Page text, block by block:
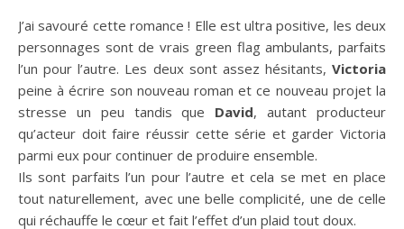
J’ai savouré cette romance ! Elle est ultra positive, les deux
personnages sont de vrais green flag ambulants, parfaits
l’un pour l’autre. Les deux sont assez hésitants, Victoria
peine à écrire son nouveau roman et ce nouveau projet la
stresse un peu tandis que David, autant producteur
qu’acteur doit faire réussir cette série et garder Victoria
parmi eux pour continuer de produire ensemble.
Ils sont parfaits l’un pour l’autre et cela se met en place
tout naturellement, avec une belle complicité, une de celle
qui réchauffe le cœur et fait l’effet d’un plaid tout doux.